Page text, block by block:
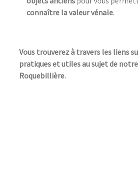
connaître la valeur vénale.
Vous trouverez à travers les liens
pratiques et utiles au sujet de
Roquebillière.